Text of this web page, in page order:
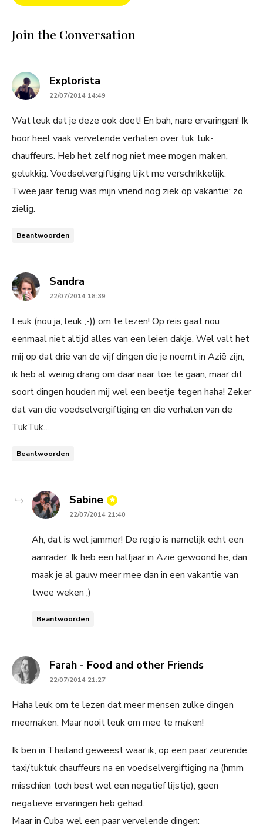
Join the Conversation
Explorista
22/07/2014 14:49
Wat leuk dat je deze ook doet! En bah, nare ervaringen! Ik
hoor heel vaak vervelende verhalen over tuk tuk-
chauffeurs. Heb het zelf nog niet mee mogen maken,
gelukkig. Voedselvergiftiging lijkt me verschrikkelijk.
Twee jaar terug was mijn vriend nog ziek op vakantie: zo
zielig.
Beantwoorden
Sandra
22/07/2014 18:39
Leuk (nou ja, leuk ;-)) om te lezen! Op reis gaat nou
eenmaal niet altijd alles van een leien dakje. Wel valt het
mij op dat drie van de vijf dingen die je noemt in Azië zijn,
ik heb al weinig drang om daar naar toe te gaan, maar dit
soort dingen houden mij wel een beetje tegen haha! Zeker
dat van die voedselvergiftiging en die verhalen van de
TukTuk…
Beantwoorden
Sabine says:
22/07/2014 21:40
Ah, dat is wel jammer! De regio is namelijk echt een
aanrader. Ik heb een halfjaar in Azië gewoond he, dan
maak je al gauw meer mee dan in een vakantie van
twee weken ;)
Beantwoorden
Farah - Food and other Friendssays:
22/07/2014 21:27
Haha leuk om te lezen dat meer mensen zulke dingen
meemaken. Maar nooit leuk om mee te maken!
Ik ben in Thailand geweest waar ik, op een paar zeurende
taxi/tuktuk chauffeurs na en voedselvergiftiging na (hmm
misschien toch best wel een negatief lijstje), geen
negatieve ervaringen heb gehad.
Maar in Cuba wel een paar vervelende dingen: